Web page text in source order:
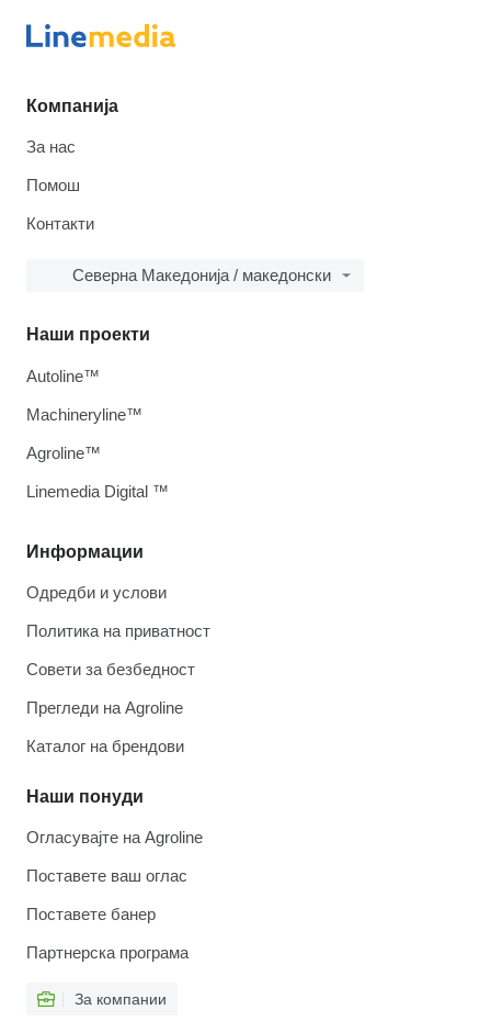
Компанија
За нас
Помош
Контакти
Северна Македонија / македонски
Информации
Одредби и услови
Политика на приватност
Совети за безбедност
Прегледи на Agroline
Каталог на брендови
Наши понуди
Огласувајте на Agroline
Поставете ваш оглас
Поставете банер
Партнерска програма
За компании
Наши проекти
Autoline™
Machineryline™
Agroline™
Linemedia Digital ™